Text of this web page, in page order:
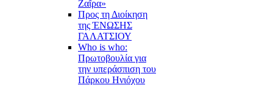
Ζαΐρα»
Προς τη Διοίκηση
της ΈΝΩΣΗΣ
ΓΑΛΑΤΣΙΟΥ
Who is who:
Πρωτοβουλία για
την υπεράσπιση του
Πάρκου Ηνιόχου